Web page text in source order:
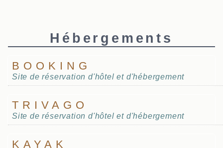
Hébergements
BOOKING
Site de réservation d'hôtel et d'hébergement
TRIVAGO
Site de réservation d'hôtel et d'hébergement
KAYAK